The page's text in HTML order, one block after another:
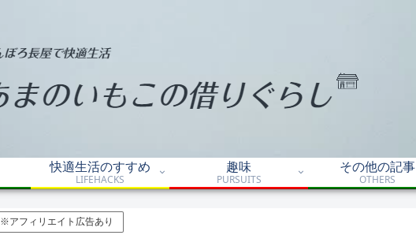
快適生活のすすめ
LIFEHACKS
趣味
PURSUITS
その他の記事
OTHERS
※アフィリエイト広告あり